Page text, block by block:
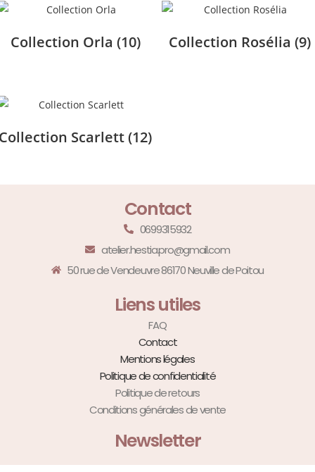
Collection Orla (10) Collection Rosélia (9)
Scarlett(12)
Contact
0699315932
atelier.hestia.pro@gmail.com
50 rue de Vendeuvre 86170 Neuville de Poitou
Liens utiles
FAQ
Contact
Mentions légales
Politique de confidentialité
Politique de retours
Conditions générales de vente
Newsletter